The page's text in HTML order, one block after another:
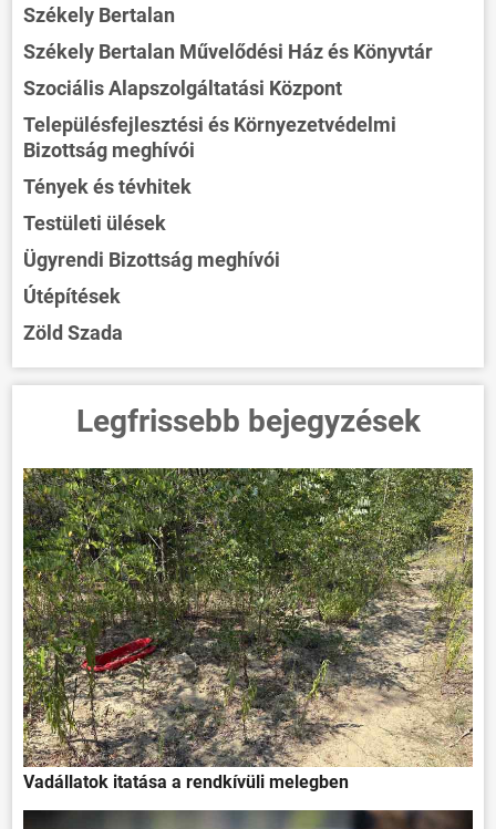
Székely Bertalan
Székely Bertalan Művelődési Ház és Könyvtár
Szociális Alapszolgáltatási Központ
Településfejlesztési és Környezetvédelmi
Bizottság meghívói
Tények és tévhitek
Testületi ülések
Ügyrendi Bizottság meghívói
Útépítések
Zöld Szada
Legfrissebb bejegyzések
Vadállatok itatása a rendkívüli melegben